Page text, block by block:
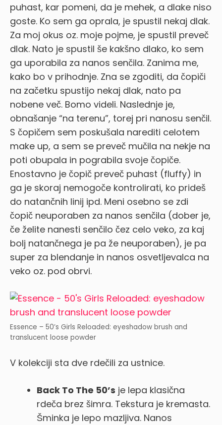
puhast, kar pomeni, da je mehek, a dlake niso
goste. Ko sem ga oprala, je spustil nekaj dlak.
Za moj okus oz. moje pojme, je spustil preveč
dlak. Nato je spustil še kakšno dlako, ko sem
ga uporabila za nanos senčila. Zanima me,
kako bo v prihodnje. Zna se zgoditi, da čopiči
na začetku spustijo nekaj dlak, nato pa
nobene več. Bomo videli. Naslednje je,
obnašanje “na terenu”, torej pri nanosu senčil.
S čopičem sem poskušala narediti celotem
make up, a sem se preveč mučila na nekje na
poti obupala in pograbila svoje čopiče.
Enostavno je čopič preveč puhast (fluffy) in
ga je skoraj nemogoče kontrolirati, ko prideš
do natančnih linij ipd. Meni osebno se zdi
čopič neuporaben za nanos senčila (dober je,
če želite nanesti senčilo čez celo veko, za kaj
bolj natančnega je pa že neuporaben), je pa
super za blendanje in nanos osvetljevalca na
veko oz. pod obrvi.
Essence – 50’s Girls Reloaded: eyeshadow brush and
translucent loose powder
V kolekciji sta dve rdečili za ustnice.
Back To The 50’s je lepa klasična
rdeča brez šimra. Tekstura je kremasta.
Šminka je lepo mazljiva. Nanos